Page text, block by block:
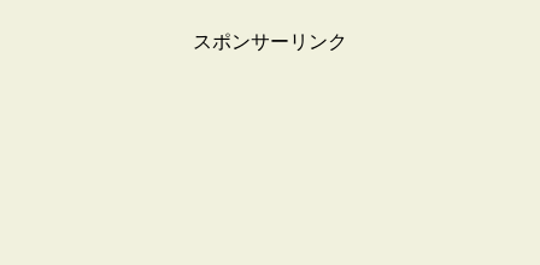
スポンサーリンク